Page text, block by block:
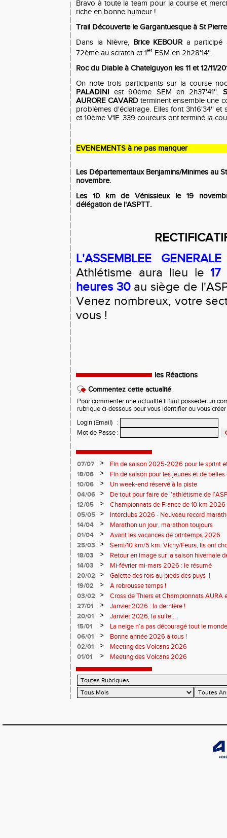
Bravo à toute la team pour la course et
riche en bonne humeur !
Trail Découverte le Gargantuesque à St
Dans la Nièvre, Brice KEBOUR a
72ème au scratch et 1er ESM en 2h28'14''.
Roc du Diable à Chatelguyon les 11 et 12/11/
On note trois participants sur la course
PALADINI est 90ème SEM en 2h37'41''.
AURORE CAVARD terminent ensemble une
problèmes d'éclairage. Elles font 3h16'34'' et
et 10ème V1F. 339 coureurs ont terminé la
EVENEMENTS à ne pas manquer
Les Départementaux Benjamins/Minimes au
novembre.
Les 10 km de Vénissieux le 19
délégation de l'ASPTT.
L'ASSEMBLEE GENERALE
Athlétisme aura lieu le 17
heures 30 au siège de
Venez nombreux, votre
vous !
les Réactions
Commentez cette actualité
Pour commenter une actualité il faut posséder un
rubrique ci-dessous pour vous identifier ou vous
Login (Email)
:
Mot de Passe :
07/07 >
Fin de saison 2025-2026 pour le sprint
18/06
>
Fin de saison pour les jeunes et de
10/06
>
Un week-end réservé à la piste
04/06
>
De tout pour faire de l'athlétisme de
monde souriant
12/05 >
Championnats de France de 10 km
Soirées piste
05/05 >
Interclubs 2026 - Nouveau record
résultats
14/04 >
Marathon un jour, marathon toujours
01/04
>
Avant les vacances de printemps 2026
25/03
>
Semi/10 km/5 km. Vichy/Feurs, ils ont
18/03
>
Retour en image sur la saison hivernale
14/03
>
Mi-février mi-mars 2026 : le résumé
20/02
>
Galette des rois au pieds des puys !
19/02
>
A rebrousse temps !
03/02
>
Cross de Thiers et Championnats AURA
27/01
>
Janvier 2026 : la dernière !
20/01
>
Janvier 2026, la suite...
15/01
>
La neige n’a pas découragé tout le
06/01
>
Bonne année 2026 à tous !
02/01
>
Meeting des Volcans 2026
01/01
> Meeting des Volcans 2026